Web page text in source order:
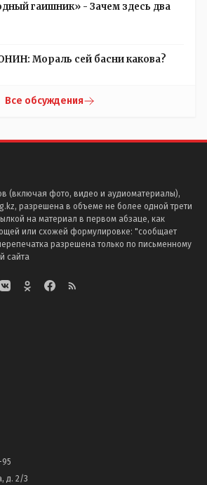
гаишник» - Зачем здесь два
Мораль сей басни какова?
Все обсуждения
(включая фото, видео и аудиоматериалы),
разрешена в объеме не более одной трети
на материал в первом абзаце, как
или схожей формулировке: "сообщает
разрешена только по письменному
сайта
95
д. 2/3